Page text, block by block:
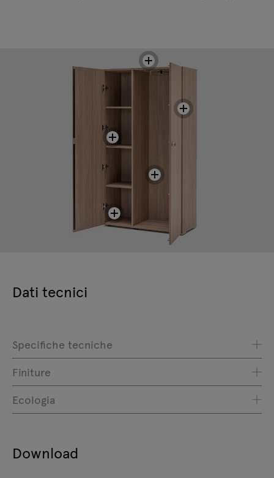
Dati tecnici
Specifiche tecniche
Finiture
Ecologia
Download